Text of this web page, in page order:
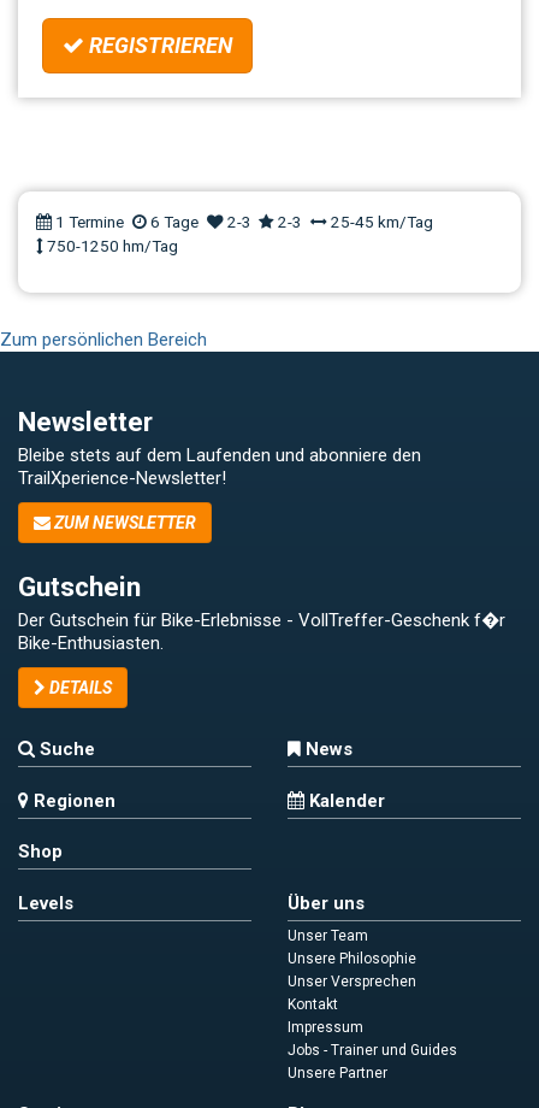
REGISTRIEREN
1 Termine 6 Tage 2-3 2-3
25-45 km/Tag
750-1250 hm/Tag
Zum persönlichen Bereich
Newsletter
Bleibe stets auf dem Laufenden und abonniere den
TrailXperience-Newsletter!
ZUM NEWSLETTER
Gutschein
Der Gutschein für Bike-Erlebnisse - VollTreffer-Geschenk f�r
Bike-Enthusiasten.
DETAILS
Suche News
Regionen Kalender
Shop
Levels Über uns
Unser Team
Unsere Philosophie
Unser Versprechen
Kontakt
Impressum
Jobs - Trainer und Guides
Unsere Partner